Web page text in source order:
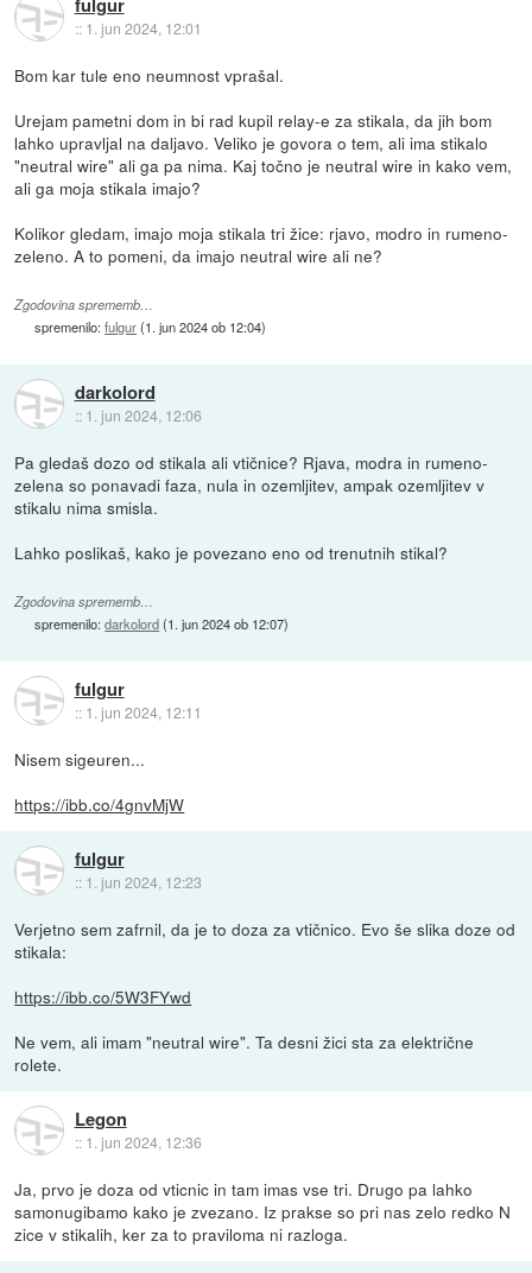
:: 1. jun 2024, 12:01
Bom kar tule eno neumnost vprašal.
Urejam pametni dom in bi rad kupil relay-e za stikala, da jih bom
lahko upravljal na daljavo. Veliko je govora o tem, ali ima stikalo
"neutral wire" ali ga pa nima. Kaj točno je neutral wire in kako vem,
ali ga moja stikala imajo?
Kolikor gledam, imajo moja stikala tri žice: rjavo, modro in rumeno-
zeleno. A to pomeni, da imajo neutral wire ali ne?
Zgodovina sprememb…
spremenilo:fulgur(1. jun 2024 ob 12:04)
darkolord
:: 1. jun 2024, 12:06
Pa gledaš dozo od stikala ali vtičnice? Rjava, modra in rumeno-
zelena so ponavadi faza, nula in ozemljitev, ampak ozemljitev v
stikalu nima smisla.
Lahko poslikaš, kako je povezano eno od trenutnih stikal?
Zgodovina sprememb…
spremenilo:darkolord(1. jun 2024 ob 12:07)
fulgur
:: 1. jun 2024, 12:11
Nisem sigeuren...
https://ibb.co/4gnvMjW
fulgur
:: 1. jun 2024, 12:23
Verjetno sem zafrnil, da je to doza za vtičnico. Evo še slika doze od
stikala:
https://ibb.co/5W3FYwd
Ne vem, ali imam "neutral wire". Ta desni žici sta za električne
rolete.
Legon
:: 1. jun 2024, 12:36
Ja, prvo je doza od vticnic in tam imas vse tri. Drugo pa lahko
samonugibamo kako je zvezano. Iz prakse so pri nas zelo redko N
zice v stikalih, ker za to praviloma ni razloga.